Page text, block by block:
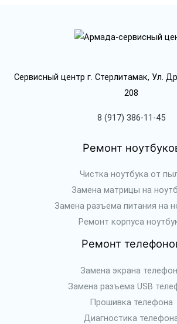
Сервисный центр г. Стерлитамак, Ул.
208
8 (917) 386-11-45
Ремонт
Чистка ноутбука от
Замена матрицы на
Замена разъема питания на
Ремонт корпуса
Ремонт
Замена экрана
Замена разъема USB
Прошивка телефона
Диагностика